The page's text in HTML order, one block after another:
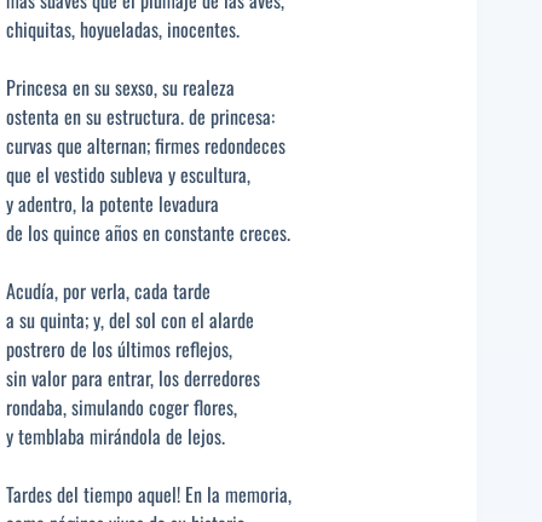
chiquitas, hoyueladas, inocentes.
Princesa en su sexso, su realeza
ostenta en su estructura. de princesa:
curvas que alternan; firmes redondeces
que el vestido subleva y escultura,
y adentro, la potente levadura
de los quince años en constante creces.
Acudía, por verla, cada tarde
a su quinta; y, del sol con el alarde
postrero de los últimos reflejos,
sin valor para entrar, los derredores
rondaba, simulando coger flores,
y temblaba mirándola de lejos.
Tardes del tiempo aquel! En la memoria,